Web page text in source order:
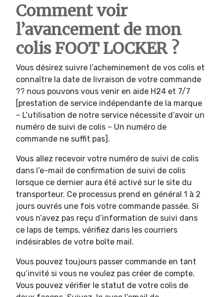
Comment voir
l’avancement de mon
colis FOOT LOCKER ?
Vous désirez suivre l’acheminement de vos colis et
connaître la date de livraison de votre commande
?? nous pouvons vous venir en aide H24 et 7/7
[prestation de service indépendante de la marque
– L’utilisation de notre service nécessite d’avoir un
numéro de suivi de colis – Un numéro de
commande ne suffit pas].
Vous allez recevoir votre numéro de suivi de colis
dans l’e-mail de confirmation de suivi de colis
lorsque ce dernier aura été activé sur le site du
transporteur. Ce processus prend en général 1 à 2
jours ouvrés une fois votre commande passée. Si
vous n’avez pas reçu d’information de suivi dans
ce laps de temps, vérifiez dans les courriers
indésirables de votre boîte mail.
Vous pouvez toujours passer commande en tant
qu’invité si vous ne voulez pas créer de compte.
Vous pouvez vérifier le statut de votre colis de